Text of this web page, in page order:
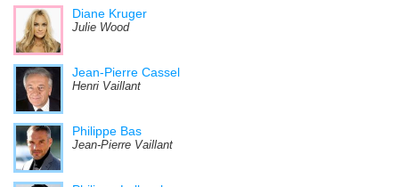
Diane Kruger
Julie Wood
Jean-Pierre Cassel
Henri Vaillant
Philippe Bas
Jean-Pierre Vaillant